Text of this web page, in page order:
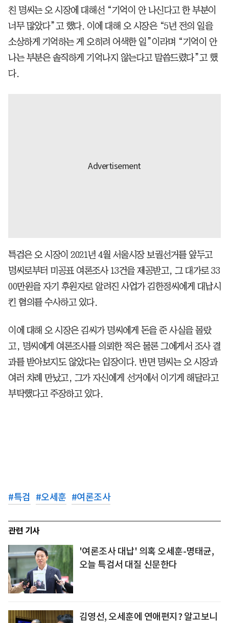
친 명씨는 오 시장에 대해선 “기억이 안 나신다고 한 부분이
너무 많았다”고 했다. 이에 대해 오 시장은 “5년 전의 일을
소상하게 기억하는 게 오히려 어색한 일”이라며 “기억이 안
나는 부분은 솔직하게 기억나지 않는다고 말씀드렸다”고 했
다.
특검은 오 시장이 2021년 4월 서울시장 보궐선거를 앞두고
명씨로부터 미공표 여론조사 13건을 제공받고, 그 대가로 33
00만원을 자기 후원자로 알려진 사업가 김한정씨에게 대납시
킨 혐의를 수사하고 있다.
이에 대해 오 시장은 김씨가 명씨에게 돈을 준 사실을 몰랐
고, 명씨에게 여론조사를 의뢰한 적은 물론 그에게서 조사 결
과를 받아보지도 않았다는 입장이다. 반면 명씨는 오 시장과
여러 차례 만났고, 그가 자신에게 선거에서 이기게 해달라고
부탁했다고 주장하고 있다.
#특검 #오세훈 #여론조사
관련 기사
'여론조사 대납' 의혹 오세훈-명태균,
오늘 특검서 대질 신문한다
김영선, 오세훈에 연애편지? 알고보니